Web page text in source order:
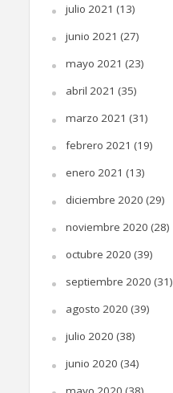
julio 2021 (13)
junio 2021 (27)
mayo 2021 (23)
abril 2021 (35)
marzo 2021 (31)
febrero 2021 (19)
enero 2021 (13)
diciembre 2020 (29)
noviembre 2020 (28)
octubre 2020 (39)
septiembre 2020 (31)
agosto 2020 (39)
julio 2020 (38)
junio 2020 (34)